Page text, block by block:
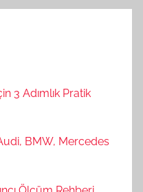
3 Adımlık Pratik
BMW, Mercedes